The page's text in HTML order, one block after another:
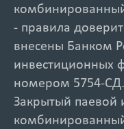
- правила
внесены Банком
инвестиционных
номером 5754-СД.
Закрытый паевой